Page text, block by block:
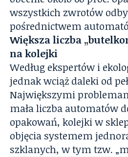
wszystkich zwrotów
pośrednictwem
Większa liczba
na kolejki
Według ekspertów i
jednak wciąż daleki od
Największymi
mała liczba automatów
opakowań, kolejki w
objęcia systemem
szklanych, w tym tzw.